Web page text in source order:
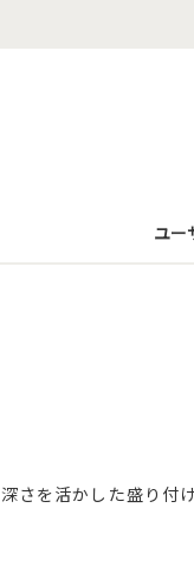
ユー
さを活かした盛り付